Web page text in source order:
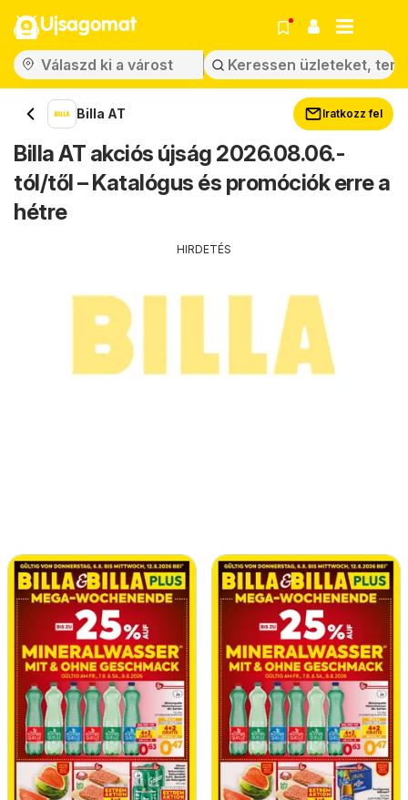
Ujsagomat
Billa AT Iratkozz fel
Billa AT akciós újság 2026.08.06.-
tól/től – Katalógus és promóciók erre a
hétre
HIRDETÉS